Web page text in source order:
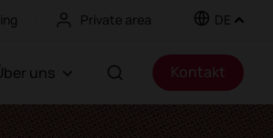
Private area DE
uns Kontakt